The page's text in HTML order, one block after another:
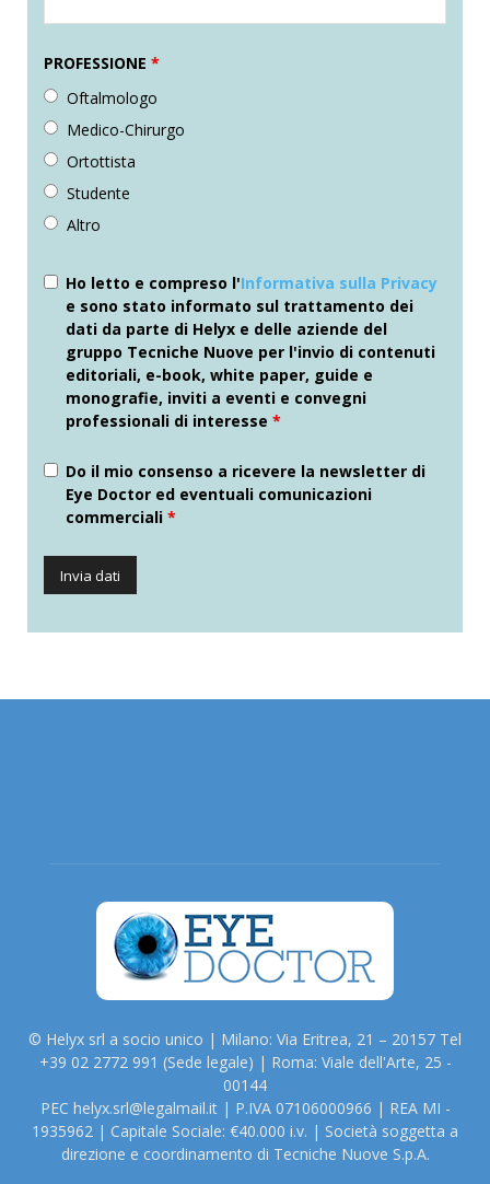
PROFESSIONE *
Oftalmologo
Medico-Chirurgo
Ortottista
Studente
Altro
Ho letto e compreso l'Informativa sulla Privacy
e sono stato informato sul trattamento dei
dati da parte di Helyx e delle aziende del
gruppo Tecniche Nuove per l'invio di contenuti
editoriali, e-book, white paper, guide e
monografie, inviti a eventi e convegni
professionali di interesse*
Do il mio consenso a ricevere la newsletter di
Eye Doctor ed eventuali comunicazioni
commerciali*
© Helyx srl a socio unico | Milano: Via Eritrea, 21 – 20157 Tel
+39 02 2772 991 (Sede legale) | Roma: Viale dell'Arte, 25 -
00144
PEC helyx.srl@legalmail.it | P.IVA 07106000966 | REA MI -
1935962 | Capitale Sociale: €40.000 i.v. | Società soggetta a
direzione e coordinamento di Tecniche Nuove S.p.A.